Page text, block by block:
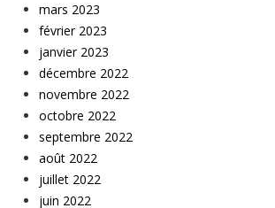
mars 2023
février 2023
janvier 2023
décembre 2022
novembre 2022
octobre 2022
septembre 2022
août 2022
juillet 2022
juin 2022